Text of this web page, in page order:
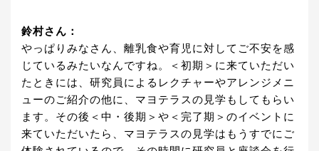
鈴村さん：
やっぱりみなさん、離乳食や育児に対してご不安を感
じているみたいなんですね。＜初期＞に来ていただい
たときには、研究員によるレクチャーやアレンジメニ
ューのご紹介の他に、マヨテラスの見学もしてもらい
ます。その後＜中・後期＞や＜完了期＞のイベントに
来ていただいたら、マヨテラスの見学はもうすでにご